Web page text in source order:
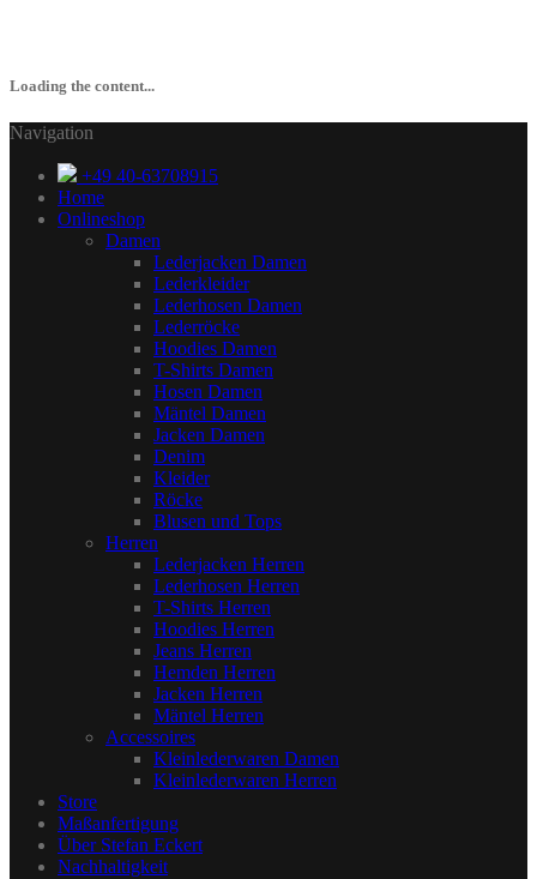
Loading the content...
Navigation
+49 40-63708915
Home
Onlineshop
Damen
Lederjacken Damen
Lederkleider
Lederhosen Damen
Lederröcke
Hoodies Damen
T-Shirts Damen
Hosen Damen
Mäntel Damen
Jacken Damen
Denim
Kleider
Röcke
Blusen und Tops
Herren
Lederjacken Herren
Lederhosen Herren
T-Shirts Herren
Hoodies Herren
Jeans Herren
Hemden Herren
Jacken Herren
Mäntel Herren
Accessoires
Kleinlederwaren Damen
Kleinlederwaren Herren
Store
Maßanfertigung
Über Stefan Eckert
Nachhaltigkeit